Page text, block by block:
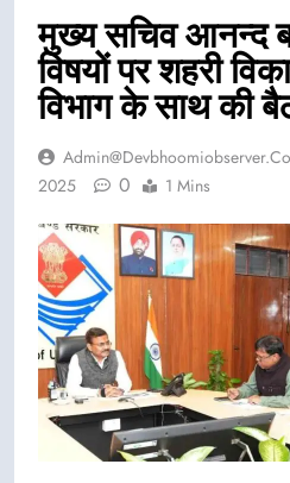
मुख्य सचिव आनन्द
विषयों पर शहरी
विभाग के साथ की
2025
0 1 Mins